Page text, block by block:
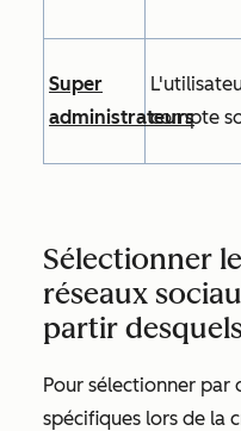
Super
administrateurs
compte
Sélectionner
réseaux
partir
Pour sélectionner par
spécifiques lors de la